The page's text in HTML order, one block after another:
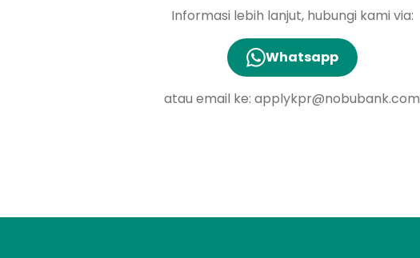
Informasi lebih lanjut, hubungi kami via:
Whatsapp
atau email ke: applykpr@nobubank.com